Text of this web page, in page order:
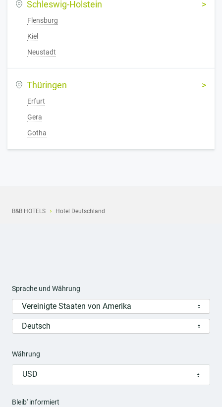
Schleswig-Holstein
Flensburg
Kiel
Neustadt
Thüringen
Erfurt
Gera
Gotha
B&B HOTELS Hotel Deutschland
Sprache und Währung
Vereinigte Staaten von Amerika
Deutsch
Währung
USD
Bleib' informiert